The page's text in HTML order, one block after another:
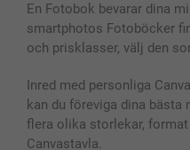
Skal till Mobil & Surfplatta
MyNameBook
Fotoramar & Tillbehör
Presentkort
Alla fotoprodukter
Sitemap
Villkor och garantier
smartbonus
Priser & betalning
En Fotobok bevarar dina
smartphotos Fotoböcker
och prisklasser, välj den
Inred med personliga
kan du föreviga dina
flera olika storlekar,
Canvastavla.